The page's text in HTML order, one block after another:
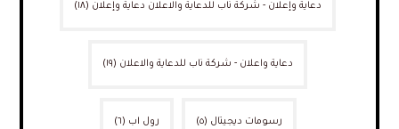
دعاية وإعلان - شركة ناب للدعاية والاعلان دعاية وإعلان (١٨)
دعاية واعلان - شركة ناب للدعاية والاعلان (١٩)
رسومات ديجيتال (٥) رول اب (٦)